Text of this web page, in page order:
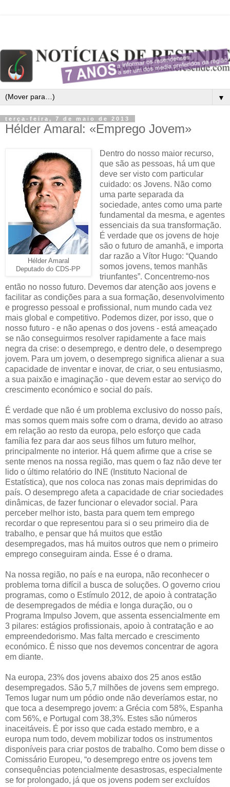
▼
terça-feira, 7 de maio de 2013
Hélder Amaral: «Emprego Jovem»
Hélder Amaral
Deputado do CDS-PP
Dentro do nosso maior recurso,
que são as pessoas, há um que
deve ser visto com particular
cuidado: os Jovens. Não como
uma parte separada da
sociedade, antes como uma parte
fundamental da mesma, e agentes
essenciais da sua transformação.
É verdade que os jovens de hoje
são o futuro de amanhã, e importa
dar razão a Vítor Hugo: “Quando
somos jovens, temos manhãs
triunfantes”. Concentremo-nos
então no nosso futuro. Devemos dar atenção aos jovens e
facilitar as condições para a sua formação, desenvolvimento
e progresso pessoal e profissional, num mundo cada vez
mais global e competitivo. Podemos dizer, por isso, que o
nosso futuro - e não apenas o dos jovens - está ameaçado
se não conseguirmos resolver rapidamente a face mais
negra da crise: o desemprego, e dentro dele, o desemprego
jovem. Para um jovem, o desemprego significa alienar a sua
capacidade de inventar e inovar, de criar, o seu entusiasmo,
a sua paixão e imaginação - que devem estar ao serviço do
crescimento económico e social do país.
É verdade que não é um problema exclusivo do nosso país,
mas somos quem mais sofre com o drama, devido ao atraso
em relação ao resto da europa, pelo esforço que cada
família fez para dar aos seus filhos um futuro melhor,
principalmente no interior. Há quem afirme que a crise se
sente menos na nossa região, mas quem o faz não deve ter
lido o último relatório do INE (Instituto Nacional de
Estatística), que nos coloca nas zonas mais deprimidas do
país. O desemprego afeta a capacidade de criar sociedades
dinâmicas, de fazer funcionar o elevador social. Para
perceber melhor isto, basta para quem tem emprego
recordar o que representou para si o seu primeiro dia de
trabalho, e pensar que há muitos que estão
desempregados, mas há muitos outros que nem o primeiro
emprego conseguiram ainda. Esse é o drama.
Na nossa região, no país e na europa, não reconhecer o
problema torna difícil a busca de soluções. O governo criou
programas, como o Estímulo 2012, de apoio à contratação
de desempregados de média e longa duração, ou o
Programa Impulso Jovem, que assenta essencialmente em
3 pilares: estágios profissionais, apoio à contratação e ao
empreendedorismo. Mas falta mercado e crescimento
económico. É nisso que nos devemos concentrar de agora
em diante.
Na europa, 23% dos jovens abaixo dos 25 anos estão
desempregados. São 5,7 milhões de jovens sem emprego.
Temos lugar num um pódio onde não deveríamos estar, no
que toca a desemprego jovem: a Grécia com 58%, Espanha
com 56%, e Portugal com 38,3%. Estes são números
inaceitáveis. É por isso que cada estado membro, e a
europa num todo, devem mobilizar todos os instrumentos
disponíveis para criar postos de trabalho. Como bem disse o
Comissário Europeu, “o desemprego entre os jovens tem
consequências potencialmente desastrosas, especialmente
se for prolongado, já que os jovens podem ser excluídos